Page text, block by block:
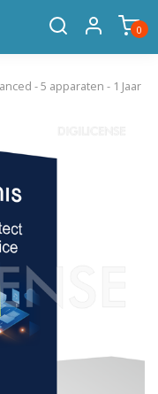
0
- 5 apparaten - 1 Jaar